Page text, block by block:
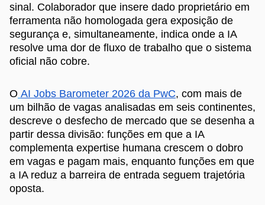
sinal. Colaborador que insere dado proprietário em
ferramenta não homologada gera exposição de
segurança e, simultaneamente, indica onde a IA
resolve uma dor de fluxo de trabalho que o sistema
oficial não cobre.
O AI Jobs Barometer 2026 da PwC, com mais de
um bilhão de vagas analisadas em seis continentes,
descreve o desfecho de mercado que se desenha a
partir dessa divisão: funções em que a IA
complementa expertise humana crescem o dobro
em vagas e pagam mais, enquanto funções em que
a IA reduz a barreira de entrada seguem trajetória
oposta.